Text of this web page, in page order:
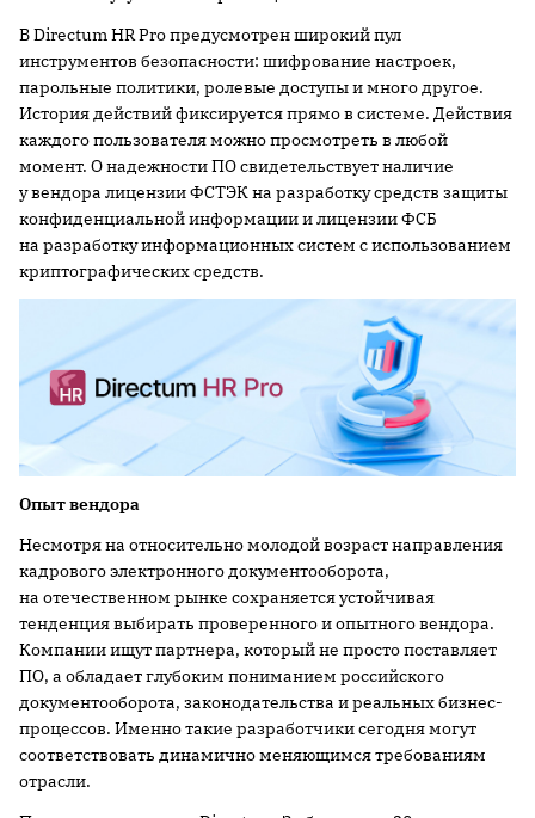
В Directum HR Pro предусмотрен широкий пул
инструментов безопасности: шифрование настроек,
парольные политики, ролевые доступы и много другое.
История действий фиксируется прямо в системе. Действия
каждого пользователя можно просмотреть в любой
момент. О надежности ПО свидетельствует наличие
у вендора лицензии ФСТЭК на разработку средств защиты
конфиденциальной информации и лицензии ФСБ
на разработку информационных систем с использованием
криптографических средств.
Опытвендора
Несмотря на относительно молодой возраст направления
кадрового электронного документооборота,
на отечественном рынке сохраняется устойчивая
тенденция выбирать проверенного и опытного вендора.
Компании ищут партнера, который не просто поставляет
ПО, а обладает глубоким пониманием российского
документооборота, законодательства и реальных бизнес-
процессов. Именно такие разработчики сегодня могут
соответствовать динамично меняющимся требованиям
отрасли.